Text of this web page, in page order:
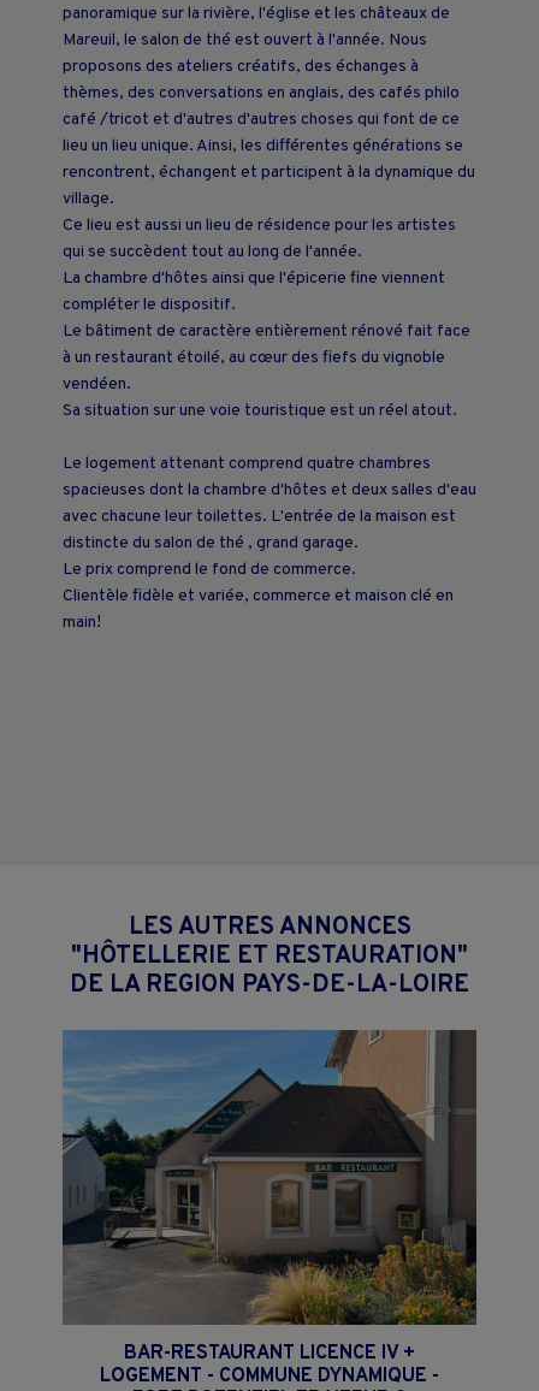
panoramique sur la rivière, l'église et les châteaux de
Mareuil, le salon de thé est ouvert à l'année. Nous
proposons des ateliers créatifs, des échanges à
thèmes, des conversations en anglais, des cafés philo
café /tricot et d'autres d'autres choses qui font de ce
lieu un lieu unique. Ainsi, les différentes générations se
rencontrent, échangent et participent à la dynamique du
village.
Ce lieu est aussi un lieu de résidence pour les artistes
qui se succèdent tout au long de l'année.
La chambre d'hôtes ainsi que l'épicerie fine viennent
compléter le dispositif.
Le bâtiment de caractère entièrement rénové fait face
à un restaurant étoilé, au cœur des fiefs du vignoble
vendéen.
Sa situation sur une voie touristique est un réel atout.
Le logement attenant comprend quatre chambres
spacieuses dont la chambre d'hôtes et deux salles d'eau
avec chacune leur toilettes. L'entrée de la maison est
distincte du salon de thé , grand garage.
Le prix comprend le fond de commerce.
Clientèle fidèle et variée, commerce et maison clé en
main!
LES AUTRES ANNONCES
"HÔTELLERIE ET RESTAURATION"
DE LA REGION PAYS-DE-LA-LOIRE
BAR-RESTAURANT LICENCE IV +
LOGEMENT - COMMUNE DYNAMIQUE -